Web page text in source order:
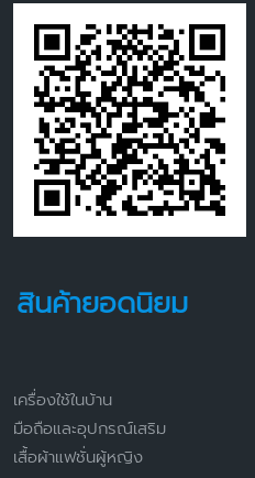
สินค้ายอดนิยม
เครื่องใช้ในบ้าน
มือถือและอุปกรณ์เสริม
เสื้อผ้าแฟชั่นผู้หญิง